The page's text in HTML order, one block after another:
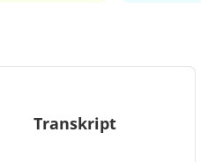
Transkript